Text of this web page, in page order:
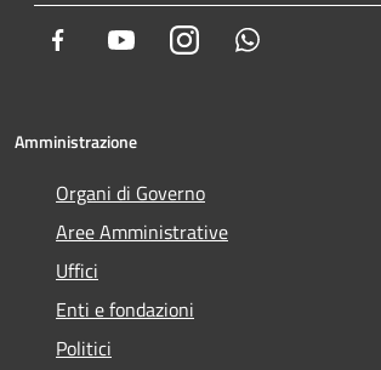
Facebook YoutubeInstagram
Amministrazione
Organi di Governo
Aree Amministrative
Uffici
Enti e fondazioni
Politici